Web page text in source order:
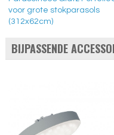
voor grote stokparasols
(312x62cm)
BIJPASSENDE